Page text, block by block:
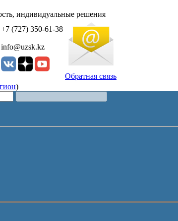
индивидуальные решения
+7 (727) 350-61-38
info@uzsk.kz
Обратная связь
)